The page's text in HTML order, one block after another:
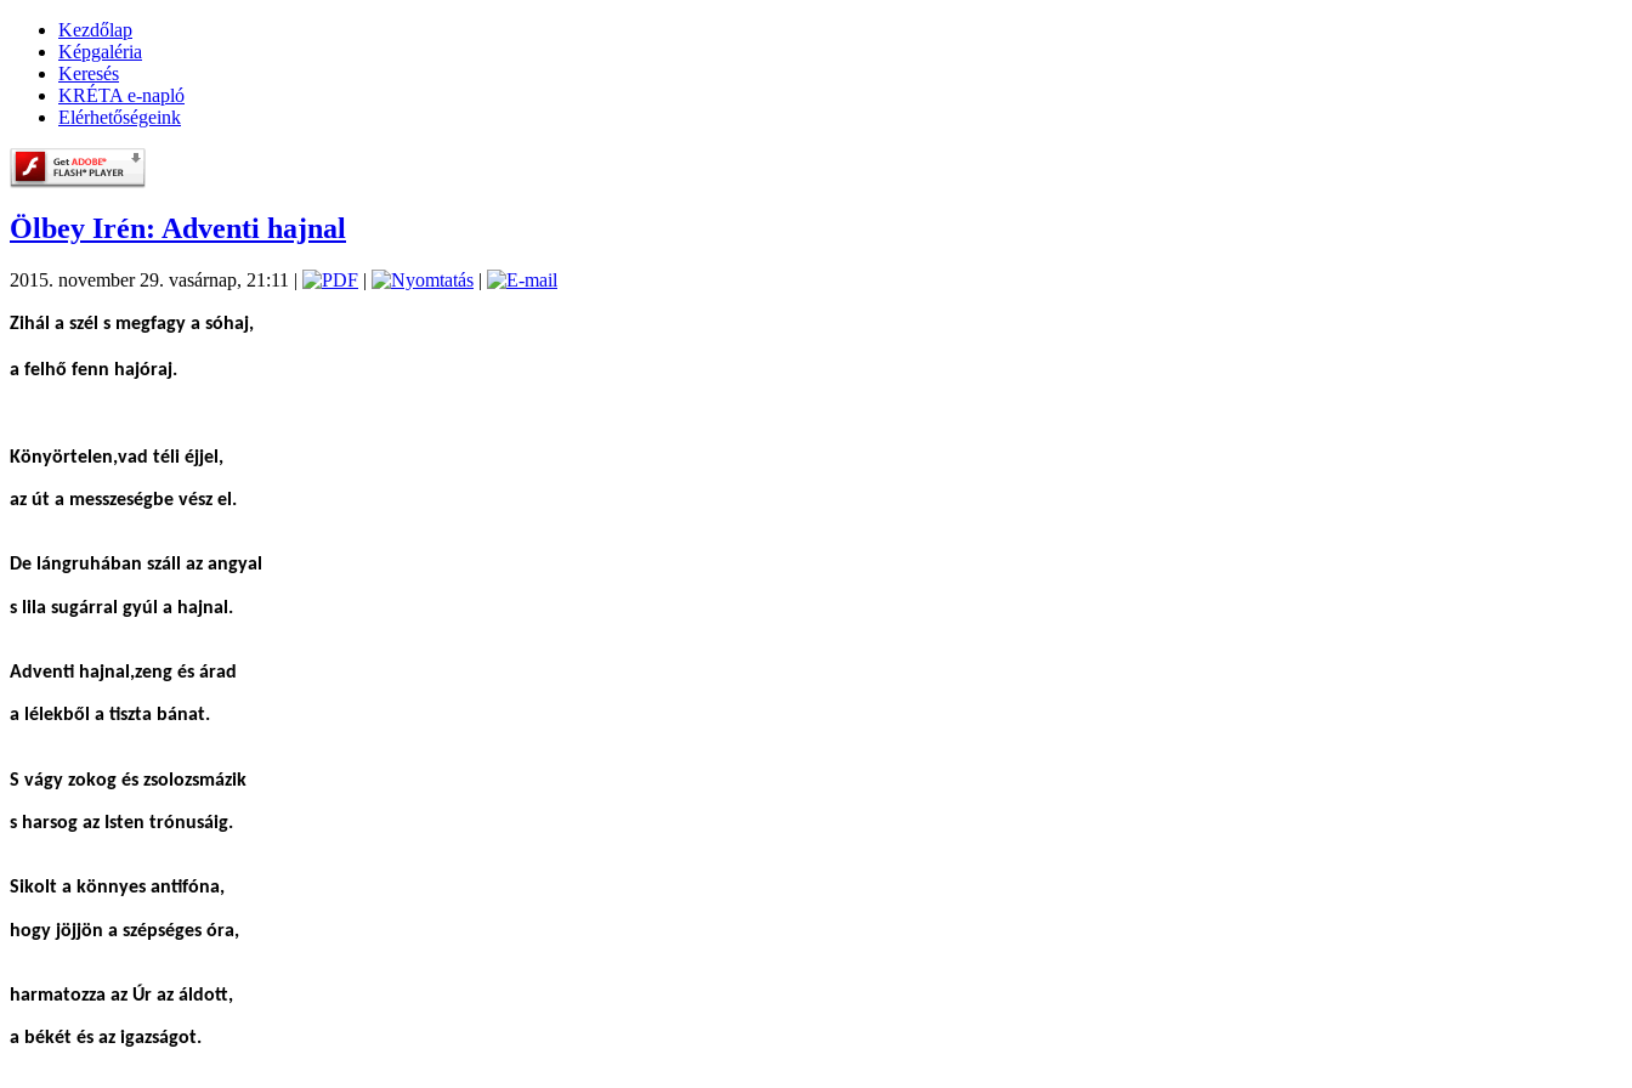
Kezdőlap
Képgaléria
Keresés
KRÉTA e-napló
Elérhetőségeink
Ölbey Irén: Adventi hajnal
2015. november 29. vasárnap, 21:11 | | |
Zihál a szél s megfagy a sóhaj,
a felhő fenn hajóraj.
Könyörtelen,vad téli éjjel,
az út a messzeségbe vész el.
De lángruhában száll az angyal
s lila sugárral gyúl a hajnal.
Adventi hajnal,zeng és árad
a lélekből a tiszta bánat.
S vágy zokog és zsolozsmázik
s harsog az Isten trónusáig.
Sikolt a könnyes antifóna,
hogy jöjjön a szépséges óra,
harmatozza az Úr az áldott,
a békét és az igazságot.